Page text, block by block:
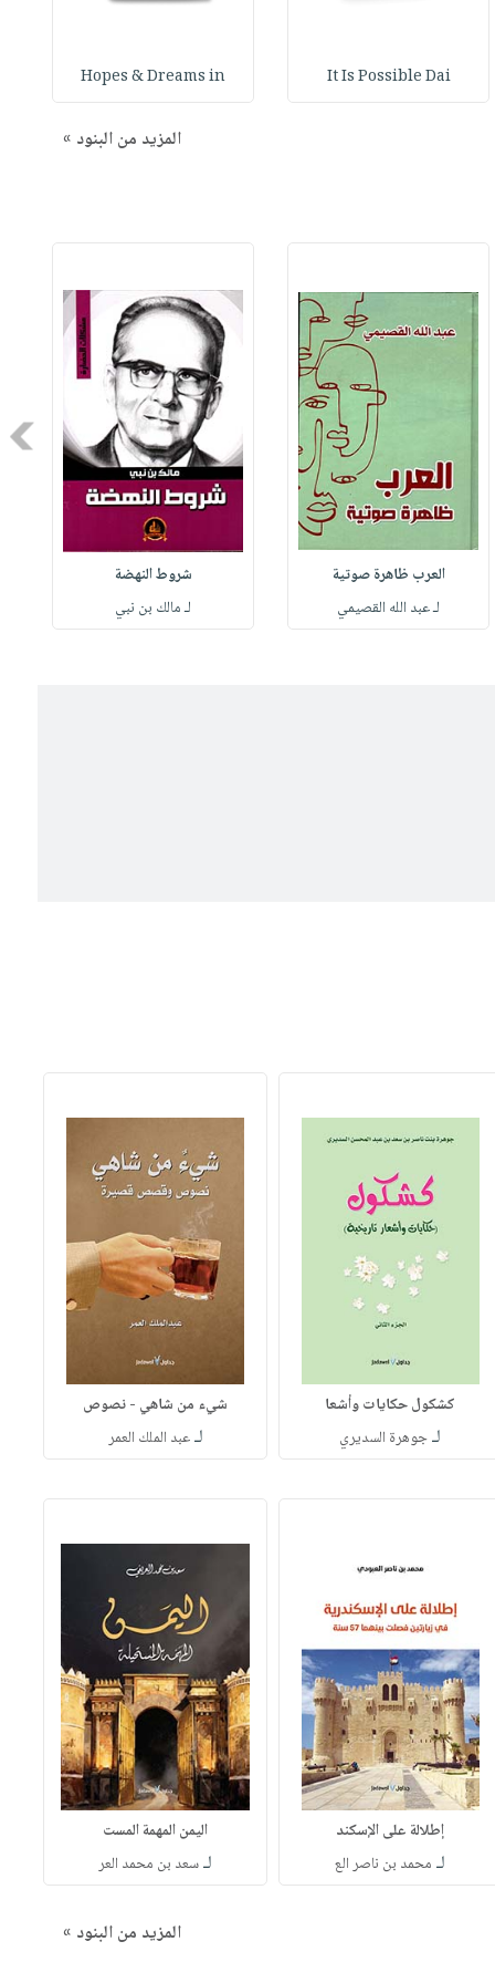
It Is Possible Dai
Hopes & Dreams in
المزيد من البنود »
العرب ظاهرة صوتية
لـ عبد الله القصيمي
شروط النهضة
لـ مالك بن نبي
كشكول حكايات وأشعا
لـجوهرة السديري
شيء من شاهي - نصوص
لـعبد الملك العمر
إطلالة على الإسكند
لـ محمد بن ناصر الع
اليمن المهمة المست
لـسعد بن محمد العر
المزيد من البنود »